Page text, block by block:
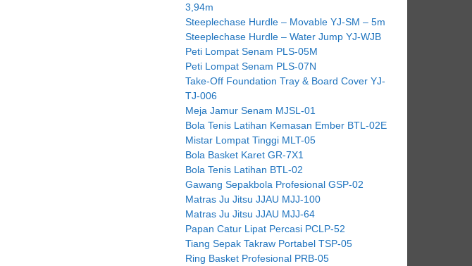
3,94m
Steeplechase Hurdle – Movable YJ-SM – 5m
Steeplechase Hurdle – Water Jump YJ-WJB
Peti Lompat Senam PLS-05M
Peti Lompat Senam PLS-07N
Take-Off Foundation Tray & Board Cover YJ-
TJ-006
Meja Jamur Senam MJSL-01
Bola Tenis Latihan Kemasan Ember BTL-02E
Mistar Lompat Tinggi MLT-05
Bola Basket Karet GR-7X1
Bola Tenis Latihan BTL-02
Gawang Sepakbola Profesional GSP-02
Matras Ju Jitsu JJAU MJJ-100
Matras Ju Jitsu JJAU MJJ-64
Papan Catur Lipat Percasi PCLP-52
Tiang Sepak Takraw Portabel TSP-05
Ring Basket Profesional PRB-05